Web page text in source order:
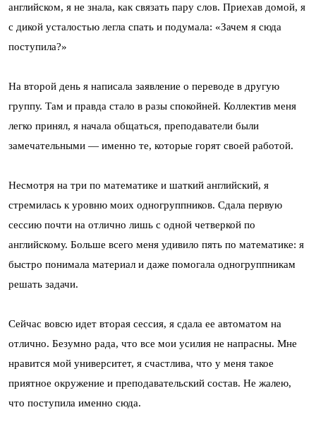
английском, я не знала, как связать пару слов. Приехав домой, я
с дикой усталостью легла спать и подумала: «Зачем я сюда
поступила?»
На второй день я написала заявление о переводе в другую
группу. Там и правда стало в разы спокойней. Коллектив меня
легко принял, я начала общаться, преподаватели были
замечательными — именно те, которые горят своей работой.
Несмотря на три по математике и шаткий английский, я
стремилась к уровню моих одногруппников. Сдала первую
сессию почти на отлично лишь с одной четверкой по
английскому. Больше всего меня удивило пять по математике: я
быстро понимала материал и даже помогала одногруппникам
решать задачи.
Сейчас вовсю идет вторая сессия, я сдала ее автоматом на
отлично. Безумно рада, что все мои усилия не напрасны. Мне
нравится мой университет, я счастлива, что у меня такое
приятное окружение и преподавательский состав. Не жалею,
что поступила именно сюда.